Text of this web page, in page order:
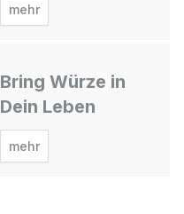
mehr
Bring Würze in
Dein Leben
mehr